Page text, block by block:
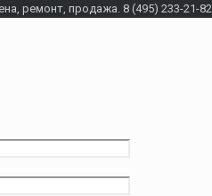
ремонт, продажа. 8 (495) 233-21-82